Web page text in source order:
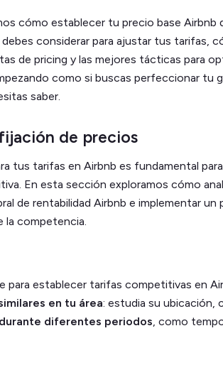
cómo establecer tu precio base Airbnb
considerar para ajustar tus tarifas,
de pricing y las mejores tácticas para
como si buscas perfeccionar tu
saber.
de precios
tus tarifas en Airbnb es fundamental
En esta sección exploramos cómo
de rentabilidad Airbnb e implementar un
la competencia.
para establecer tarifas competitivas en
en tu área: estudia su ubicación,
durante diferentes periodos, como